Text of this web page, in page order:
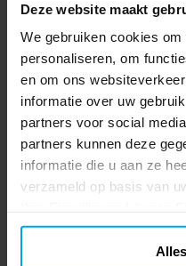
Deze website maakt
We gebruiken cookies
personaliseren, om
en om ons
informatie over uw
partners voor social
partners kunnen deze
informatie die u aan ze
verzameld op basis van